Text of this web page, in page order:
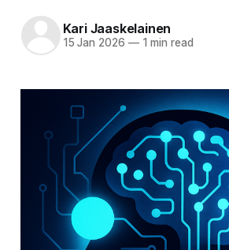
Kari Jaaskelainen
15 Jan 2026 —1 min read